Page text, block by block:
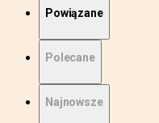
Powiązane
Polecane
Najnowsze